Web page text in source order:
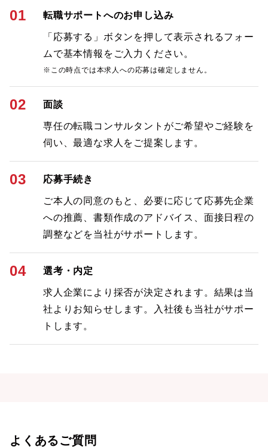
01 転職サポートへのお申し込み
「応募する」ボタンを押して表示されるフォー
ムで基本情報をご入力ください。
※この時点では本求人への応募は確定しません。
02 面談
専任の転職コンサルタントがご希望やご経験を
伺い、最適な求人をご提案します。
03 応募手続き
ご本人の同意のもと、必要に応じて応募先企業
への推薦、書類作成のアドバイス、面接日程の
調整などを当社がサポートします。
04 選考・内定
求人企業により採否が決定されます。結果は当
社よりお知らせします。入社後も当社がサポー
トします。
よくあるご質問